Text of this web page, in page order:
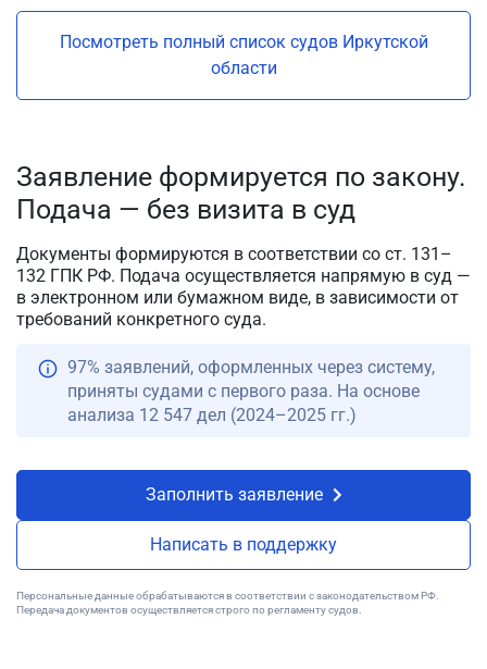
Посмотреть полный список судов Иркутской
области
Заявление формируется по закону.
Подача — без визита в суд
Документы формируются в соответствии со ст. 131–
132 ГПК РФ. Подача осуществляется напрямую в суд —
в электронном или бумажном виде, в зависимости от
требований конкретного суда.
97% заявлений, оформленных через систему,
приняты судами с первого раза. На основе
анализа 12 547 дел (2024–2025 гг.)
Заполнить заявление
Написать в поддержку
Персональные данные обрабатываются в соответствии с законодательством РФ.
Передача документов осуществляется строго по регламенту судов.